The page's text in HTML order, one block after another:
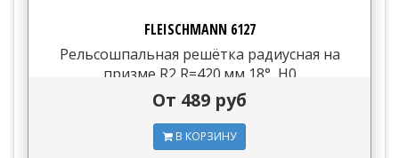
FLEISCHMANN 6127
Рельсошпальная решётка радиусная на
призме R2 R=420 мм 18°, H0
От 489 руб
В КОРЗИНУ